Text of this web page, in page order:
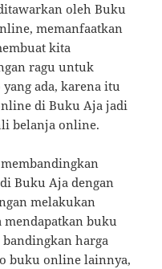
oleh Buku
memanfaatkan
kita
ragu untuk
ada, karena itu
di Buku Aja jadi
belanja online.
Buku Aja dengan
melakukan
mendapatkan buku
bandingkan harga
buku online lainnya,